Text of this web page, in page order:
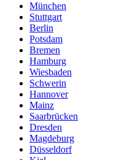
München
Stuttgart
Berlin
Potsdam
Bremen
Hamburg
Wiesbaden
Schwerin
Hannover
Mainz
Saarbrücken
Dresden
Magdeburg
Düsseldorf